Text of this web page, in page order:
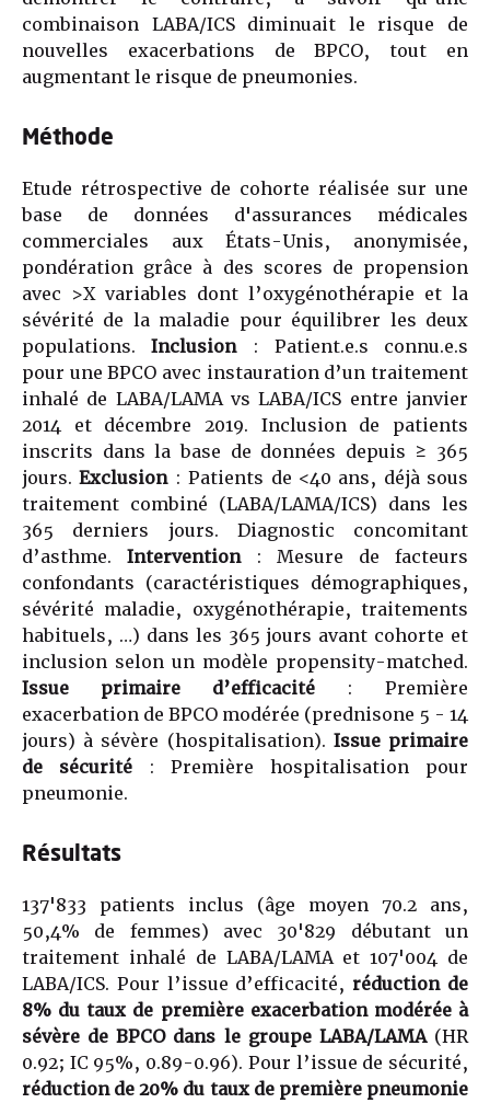
combinaison LABA/ICS diminuait le risque de
nouvelles exacerbations de BPCO, tout en
augmentant le risque de pneumonies.
Méthode
Etude rétrospective de cohorte réalisée sur une
base de données d'assurances médicales
commerciales aux États-Unis, anonymisée,
pondération grâce à des scores de propension
avec >X variables dont l’oxygénothérapie et la
sévérité de la maladie pour équilibrer les deux
populations.Inclusion: Patient.e.s connu.e.s
pour une BPCO avec instauration d’un traitement
inhalé de LABA/LAMA vs LABA/ICS entre janvier
2014 et décembre 2019. Inclusion de patients
inscrits dans la base de données depuis ≥ 365
jours.Exclusion: Patients de <40 ans, déjà sous
traitement combiné (LABA/LAMA/ICS) dans les
365 derniers jours. Diagnostic concomitant
d’asthme. Intervention: Mesure de facteurs
confondants (caractéristiques démographiques,
sévérité maladie, oxygénothérapie, traitements
habituels, …) dans les 365 jours avant cohorte et
inclusion selon un modèle propensity-matched.
Issue primaire d’efficacité : Première
exacerbation de BPCO modérée (prednisone 5 - 14
jours) à sévère (hospitalisation). Issue primaire
de sécurité: Première hospitalisation pour
pneumonie.
Résultats
137'833 patients inclus (âge moyen 70.2 ans,
50,4% de femmes) avec 30'829 débutant un
traitement inhalé de LABA/LAMA et 107'004 de
LABA/ICS. Pour l’issue d’efficacité, réduction de
8% du taux de première exacerbation modérée à
sévère de BPCO dans le groupe LABA/LAMA(HR
0.92; IC 95%, 0.89-0.96). Pour l’issue de sécurité,
réduction de 20% du taux de première pneumonie